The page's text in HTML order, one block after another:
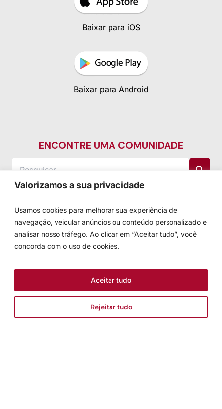
Valorizamos a sua privacidade
Usamos cookies para melhorar sua experiência de
navegação, veicular anúncios ou conteúdo personalizado e
analisar nosso tráfego. Ao clicar em “Aceitar tudo”, você
concorda com o uso de cookies.
Rejeitar tudo
Aceitar tudo
Baixar para iOS
Baixar para Android
ENCONTRE UMA COMUNIDADE